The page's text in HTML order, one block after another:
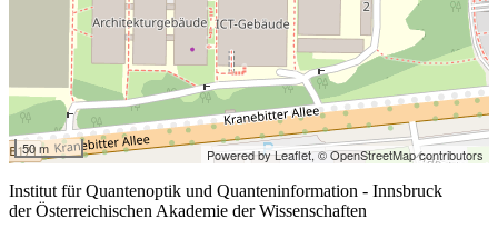
50 m Powered by Leaflet,© OpenStreetMap contributors
Institut für Quantenoptik und Quanteninformation - Innsbruck
der Österreichischen Akademie der Wissenschaften